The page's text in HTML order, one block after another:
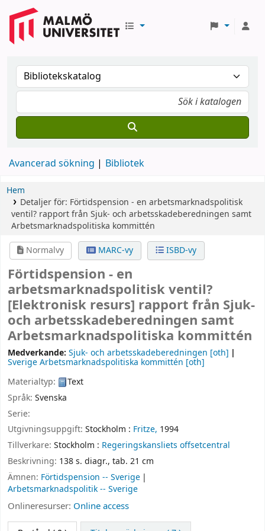
Avancerad sökning Bibliotek
Hem
Detaljer för: Förtidspension - en arbetsmarknadspolitisk
ventil? rapport från Sjuk- och arbetsskadeberedningen samt
Arbetsmarknadspolitiska kommittén
Normalvy
MARC-vy ISBD-vy
Förtidspension - en
arbetsmarknadspolitisk ventil?
[Elektronisk resurs] rapport från Sjuk-
och arbetsskadeberedningen samt
Arbetsmarknadspolitiska kommittén
Medverkande: Sjuk- och arbetsskadeberedningen [oth]
Sverige Arbetsmarknadspolitiska kommittén [oth]
Materialtyp:
Text
Språk: Svenska
Serie:
Utgivningsuppgift: Stockholm : Fritze, 1994
Tillverkare: Stockholm : Regeringskansliets offsetcentral
Beskrivning: 138 s. diagr., tab. 21 cm
Ämnen: Förtidspension -- Sverige
Arbetsmarknadspolitik -- Sverige
Onlineresurser: Online access